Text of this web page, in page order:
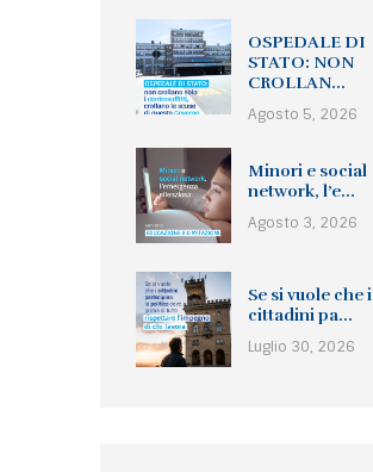
OSPEDALE DI
STATO: NON
CROLLAN...
Agosto 5, 2026
Minori e social
network, l’e...
Agosto 3, 2026
Se si vuole che i
cittadini pa...
Luglio 30, 2026